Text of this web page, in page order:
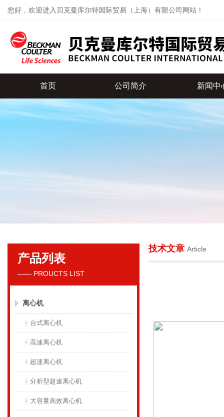
您好，欢迎进入贝克曼库尔特国际贸易（上海）有限公司网站！
贝克曼库尔特国际贸易（上海）有限公司
首页 公司简介 新闻中
产品列表
—— PROUCTS LIST
离心机
台式离心机
高速离心机
超速离心机
分析型超速离心机
大容量高效离心机
技术文章 Article